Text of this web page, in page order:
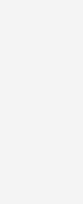
ein
Amt
für
gewählt.
anzeigen